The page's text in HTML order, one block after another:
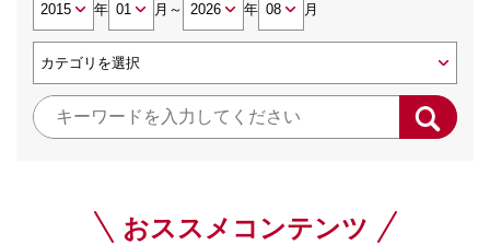
年 月 ～ 年 月
おススメコンテンツ